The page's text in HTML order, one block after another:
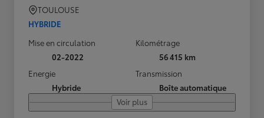
TOULOUSE
HYBRIDE
Mise en circulation
02-2022
Kilométrage
56 415 km
Energie
Hybride
Transmission
Boîte automatique
Voir plus